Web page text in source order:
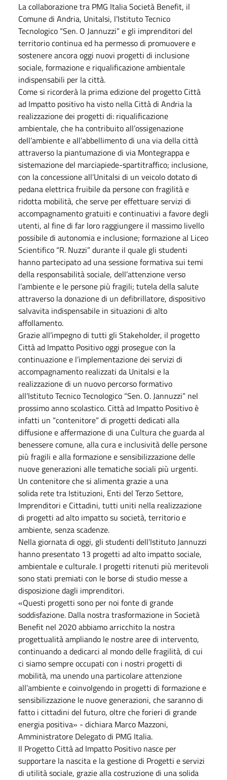
La collaborazione tra PMG Italia Società Benefit, il
Comune di Andria, Unitalsi, l’Istituto Tecnico
Tecnologico “Sen. O Jannuzzi” e gli imprenditori del
territorio continua ed ha permesso di promuovere e
sostenere ancora oggi nuovi progetti di inclusione
sociale, formazione e riqualificazione ambientale
indispensabili per la città.
Come si ricorderà la prima edizione del progetto Città
ad Impatto positivo ha visto nella Città di Andria la
realizzazione dei progetti di: riqualificazione
ambientale, che ha contribuito all’ossigenazione
dell’ambiente e all’abbellimento di una via della città
attraverso la piantumazione di via Montegrappa e
sistemazione del marciapiede-spartitraffico; inclusione,
con la concessione all’Unitalsi di un veicolo dotato di
pedana elettrica fruibile da persone con fragilità e
ridotta mobilità, che serve per effettuare servizi di
accompagnamento gratuiti e continuativi a favore degli
utenti, al fine di far loro raggiungere il massimo livello
possibile di autonomia e inclusione; formazione al Liceo
Scientifico “R. Nuzzi” durante il quale gli studenti
hanno partecipato ad una sessione formativa sui temi
della responsabilità sociale, dell’attenzione verso
l’ambiente e le persone più fragili; tutela della salute
attraverso la donazione di un defibrillatore, dispositivo
salvavita indispensabile in situazioni di alto
affollamento.
Grazie all’impegno di tutti gli Stakeholder, il progetto
Città ad Impatto Positivo oggi prosegue con la
continuazione e l’implementazione dei servizi di
accompagnamento realizzati da Unitalsi e la
realizzazione di un nuovo percorso formativo
all’Istituto Tecnico Tecnologico “Sen. O. Jannuzzi” nel
prossimo anno scolastico. Città ad Impatto Positivo è
infatti un “contenitore” di progetti dedicati alla
diffusione e affermazione di una Cultura che guarda al
benessere comune, alla cura e inclusività delle persone
più fragili e alla formazione e sensibilizzazione delle
nuove generazioni alle tematiche sociali più urgenti.
Un contenitore che si alimenta grazie a una
solida rete tra Istituzioni, Enti del Terzo Settore,
Imprenditori e Cittadini, tutti uniti nella realizzazione
di progetti ad alto impatto su società, territorio e
ambiente, senza scadenze.
Nella giornata di oggi, gli studenti dell’Istituto Jannuzzi
hanno presentato 13 progetti ad alto impatto sociale,
ambientale e culturale. I progetti ritenuti più meritevoli
sono stati premiati con le borse di studio messe a
disposizione dagli imprenditori.
«Questi progetti sono per noi fonte di grande
soddisfazione. Dalla nostra trasformazione in Società
Benefit nel 2020 abbiamo arricchito la nostra
progettualità ampliando le nostre aree di intervento,
continuando a dedicarci al mondo delle fragilità, di cui
ci siamo sempre occupati con i nostri progetti di
mobilità, ma unendo una particolare attenzione
all’ambiente e coinvolgendo in progetti di formazione e
sensibilizzazione le nuove generazioni, che saranno di
fatto i cittadini del futuro, oltre che forieri di grande
energia positiva» - dichiara Marco Mazzoni,
Amministratore Delegato di PMG Italia.
Il Progetto Città ad Impatto Positivo nasce per
supportare la nascita e la gestione di Progetti e servizi
di utilità sociale, grazie alla costruzione di una solida